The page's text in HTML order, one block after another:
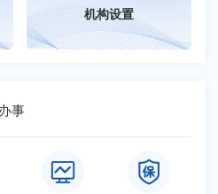
机构设置
事